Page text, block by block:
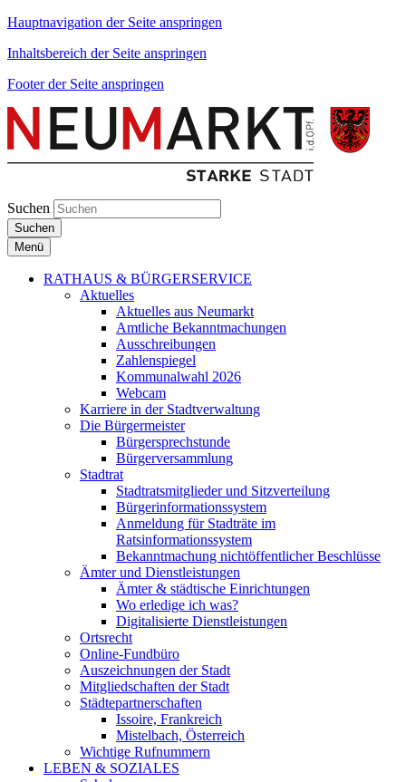
Hauptnavigation der Seite anspringen
Inhaltsbereich der Seite anspringen
Footer der Seite anspringen
Suchen
Suchen
Menü
RATHAUS & BÜRGERSERVICE
Aktuelles
Aktuelles aus Neumarkt
Amtliche Bekanntmachungen
Ausschreibungen
Zahlenspiegel
Kommunalwahl 2026
Webcam
Karriere in der Stadtverwaltung
Die Bürgermeister
Bürgersprechstunde
Bürgerversammlung
Stadtrat
Stadtratsmitglieder und Sitzverteilung
Bürgerinformationssystem
Anmeldung für Stadträte im
Ratsinformationssystem
Bekanntmachung nichtöffentlicher Beschlüsse
Ämter und Dienstleistungen
Ämter & städtische Einrichtungen
Wo erledige ich was?
Digitalisierte Dienstleistungen
Ortsrecht
Online-Fundbüro
Auszeichnungen der Stadt
Mitgliedschaften der Stadt
Städtepartnerschaften
Issoire, Frankreich
Mistelbach, Österreich
Wichtige Rufnummern
LEBEN & SOZIALES